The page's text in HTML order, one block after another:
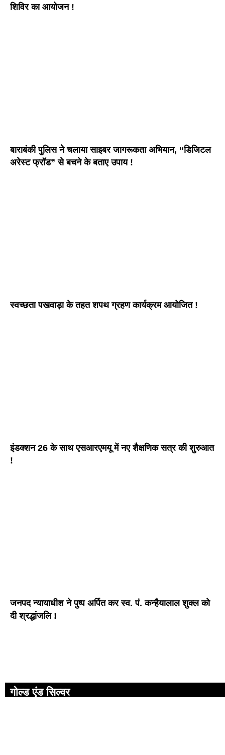
शिविर का आयोजन !
बाराबंकी पुलिस ने चलाया साइबर जागरूकता अभियान, “डिजिटल
अरेस्ट फ्रॉड” से बचने के बताए उपाय !
स्वच्छता पखवाड़ा के तहत शपथ ग्रहण कार्यक्रम आयोजित !
इंडक्शन 26 के साथ एसआरएमयू में नए शैक्षणिक सत्र की शुरुआत
!
जनपद न्यायाधीश ने पुष्प अर्पित कर स्व. पं. कन्हैयालाल शुक्ल को
दी श्रद्धांजलि !
गोल्ड एंड सिल्वर